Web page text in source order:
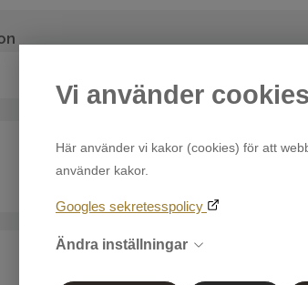
Vi använder cookies
Här använder vi kakor (cookies) för att
använder kakor.
Googles sekretesspolicy
Ändra inställningar